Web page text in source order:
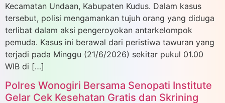
Kecamatan Undaan, Kabupaten Kudus. Dalam kasus
tersebut, polisi mengamankan tujuh orang yang diduga
terlibat dalam aksi pengeroyokan antarkelompok
pemuda. Kasus ini berawal dari peristiwa tawuran yang
terjadi pada Minggu (21/6/2026) sekitar pukul 01.00
WIB di […]
Polres Wonogiri Bersama Senopati Institute
Gelar Cek Kesehatan Gratis dan Skrining